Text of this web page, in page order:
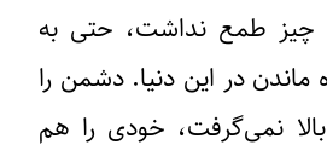
چیز طمع نداشت، حتی به
ماندن در این دنیا. دشمن را
نمی‌گرفت، خودی را هم